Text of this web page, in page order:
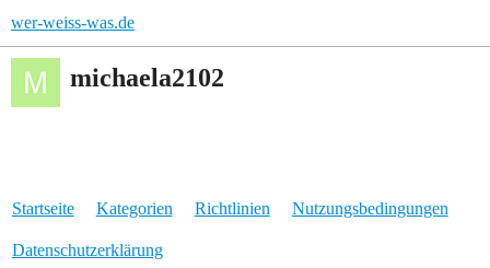
wer-weiss-was.de
michaela2102
Startseite Kategorien Richtlinien Nutzungsbedingungen
Datenschutzerklärung